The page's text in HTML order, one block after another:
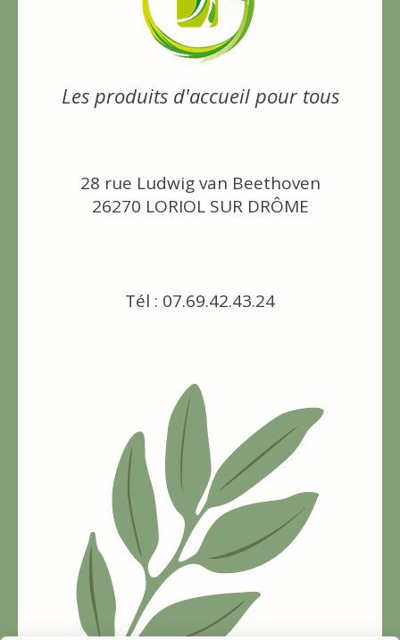
Les produits d'accueil pour tous
28 rue Ludwig van Beethoven
26270 LORIOL SUR DRÔME
Tél : 07.69.42.43.24